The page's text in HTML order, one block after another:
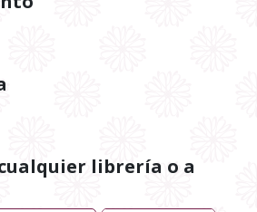
librería o a